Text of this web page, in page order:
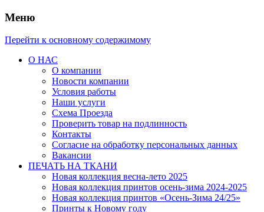
Меню
Перейти к основному содержимому
О НАС
О компании
Новости компании
Условия работы
Наши услуги
Схема Проезда
Проверить товар на подлинность
Контакты
Согласие на обработку персональных данных
Вакансии
ПЕЧАТЬ НА ТКАНИ
Новая коллекция весна-лето 2025
Новая коллекция принтов осень-зима 2024-2025
Новая коллекция принтов «Осень-Зима 24/25»
Принты к Новому году